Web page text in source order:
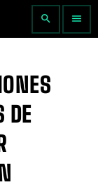
search menu
DE